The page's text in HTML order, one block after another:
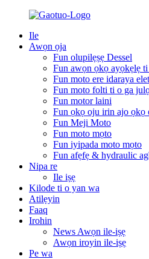
Ile
Awọn ọja
Fun olupilẹṣẹ Dessel
Fun awọn ọkọ ayọkẹlẹ ti
Fun moto ere idaraya
Fun moto folti ti o ga
Fun motor laini
Fun ọkọ oju irin ajo ọkọ
Fun Meji Moto
Fun moto mọto
Fun iyipada moto mọto
Fun afẹfẹ & hydraulic
Nipa re
Ile iṣẹ
Kilode ti o yan wa
Atilẹyin
Faaq
Irohin
News Awọn ile-iṣẹ
Awọn iroyin ile-iṣẹ
Pe wa